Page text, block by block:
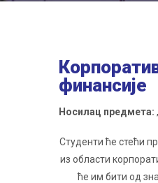
финансије
Носилац предмета: ,
Студенти ће стећи
из области
ће им бити од